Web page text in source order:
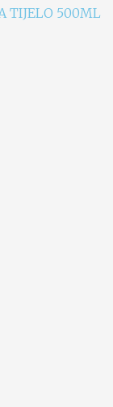
TIJELO 500ML